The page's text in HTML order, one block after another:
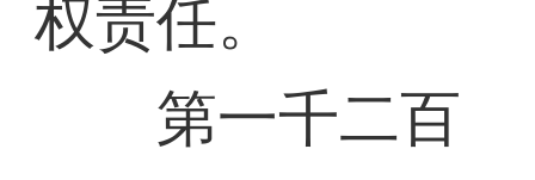
权责任。
第一千二百